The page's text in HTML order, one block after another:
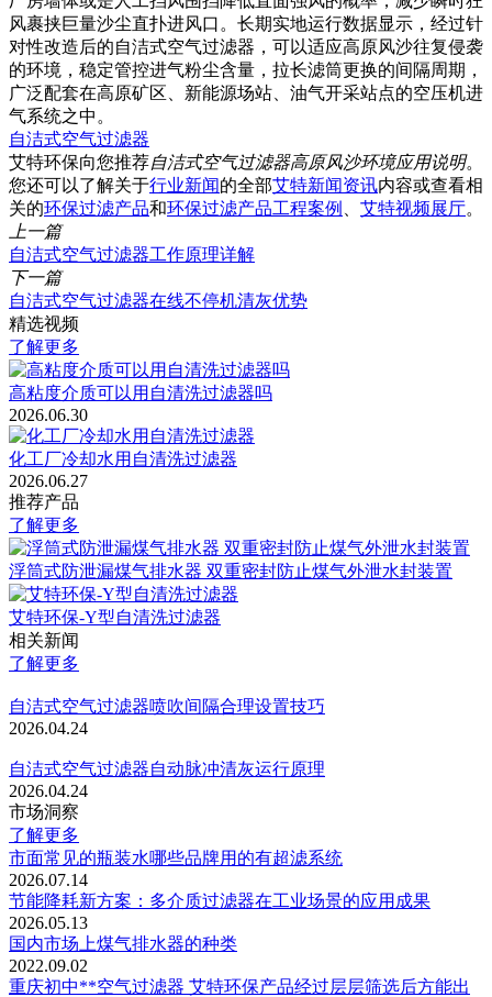
风裹挟巨量沙尘直扑进风口。长期实地运行数据显示，经过针
对性改造后的自洁式空气过滤器，可以适应高原风沙往复侵袭
的环境，稳定管控进气粉尘含量，拉长滤筒更换的间隔周期，
广泛配套在高原矿区、新能源场站、油气开采站点的空压机进
气系统之中。
自洁式空气过滤器
艾特环保向您推荐自洁式空气过滤器高原风沙环境应用说明。
您还可以了解关于行业新闻的全部艾特新闻资讯内容或查看相
关的环保过滤产品和环保过滤产品工程案例 艾特视频展厅。
上一篇
自洁式空气过滤器工作原理详解
下一篇
自洁式空气过滤器在线不停机清灰优势
精选视频
了解更多
高粘度介质可以用自清洗过滤器吗
2026.06.30
化工厂冷却水用自清洗过滤器
2026.06.27
推荐产品
了解更多
浮筒式防泄漏煤气排水器 双重密封防止煤气外泄水封装置
艾特环保-Y型自清洗过滤器
相关新闻
了解更多
自洁式空气过滤器喷吹间隔合理设置技巧
2026.04.24
自洁式空气过滤器自动脉冲清灰运行原理
2026.04.24
市场洞察
了解更多
市面常见的瓶装水哪些品牌用的有超滤系统
2026.07.14
节能降耗新方案：多介质过滤器在工业场景的应用成果
2026.05.13
国内市场上煤气排水器的种类
2022.09.02
重庆初中**空气过滤器 艾特环保产品经过层层筛选后方能出